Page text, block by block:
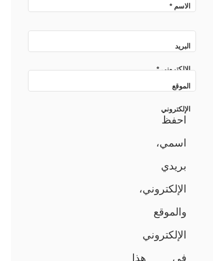
الاسم*
البريد
الإلكتروني*
الموقع
الإلكتروني
احفظ
اسمي،
بريدي
الإلكتروني،
والموقع
الإلكتروني
في هذا